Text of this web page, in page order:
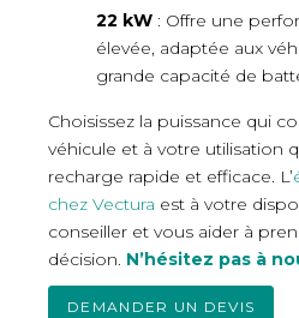
22 kW : Offre une
élevée, adaptée aux
grande capacité de
Choisissez la puissance qui
véhicule et à votre utilisation
recharge rapide et efficace. L’
chez Vectura est à votre
conseiller et vous aider à
décision. N’hésitez pas à
DEMANDER UN DEVIS